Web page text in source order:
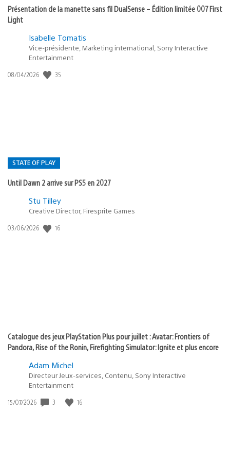
Présentation de la manette sans fil DualSense – Édition limitée 007 First
Light
Isabelle Tomatis
Vice-présidente, Marketing international, Sony Interactive
Entertainment
Date
08/04/2026 35
STATE OF PLAY
Until Dawn 2 arrive sur PS5 en 2027
Postée
:
Stu Tilley
Creative Director, Firesprite Games
Date
03/06/2026 16
Catalogue des jeux PlayStation Plus pour juillet : Avatar: Frontiers of
Pandora, Rise of the Ronin, Firefighting Simulator: Ignite et plus encore
Adam Michel
Directeur Jeux-services, Contenu, Sony Interactive
Entertainment
Date
15/07/2026 3 16